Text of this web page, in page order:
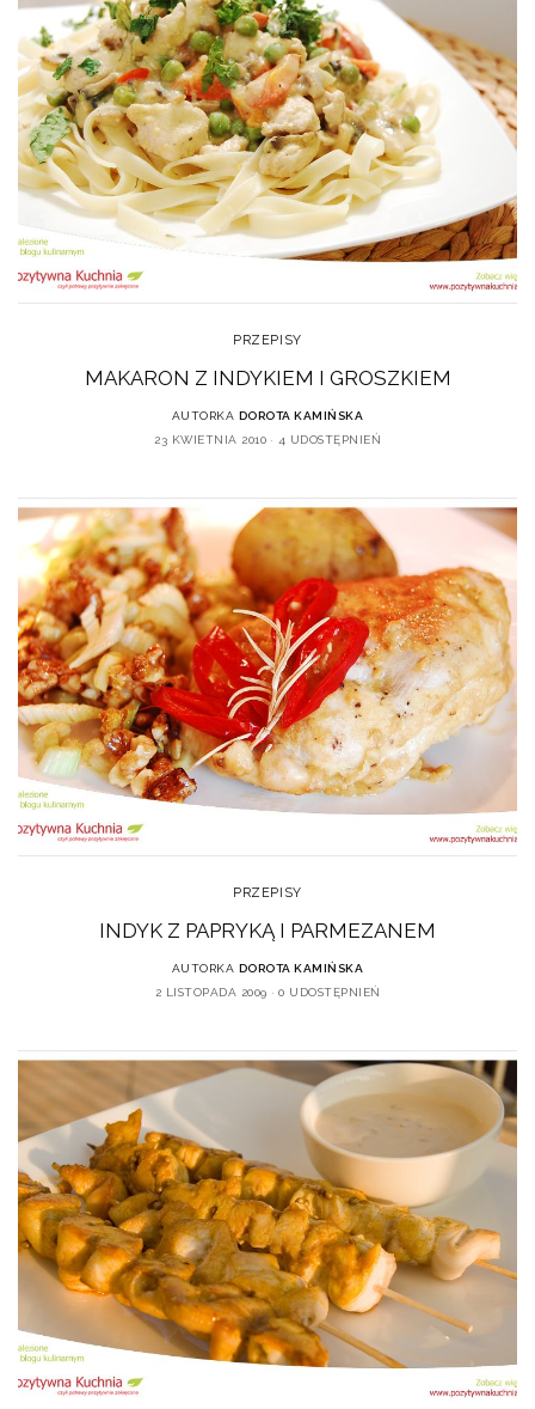
PRZEPISY
MAKARON Z INDYKIEM I GROSZKIEM
AUTORKA DOROTA KAMIŃSKA
23 KWIETNIA 2010
4 UDOSTĘPNIEŃ
PRZEPISY
INDYK Z PAPRYKĄ I PARMEZANEM
AUTORKA DOROTA KAMIŃSKA
2 LISTOPADA 2009
0 UDOSTĘPNIEŃ